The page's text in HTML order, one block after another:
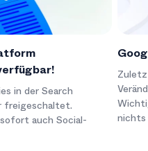
in der Search
freigeschaltet.
auch Social-
nichts